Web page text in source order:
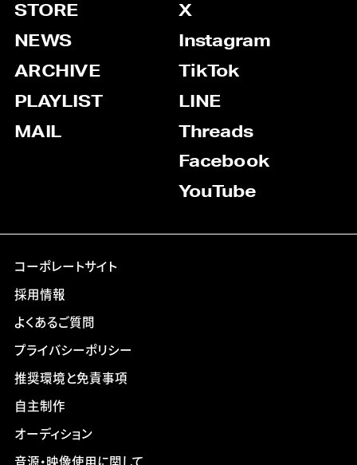
STORE
NEWS
ARCHIVE
PLAYLIST
MAIL
X
Instagram
TikTok
LINE
Threads
Facebook
YouTube
コーポレートサイト
採用情報
よくあるご質問
プライバシーポリシー
推奨環境と免責事項
自主制作
オーディション